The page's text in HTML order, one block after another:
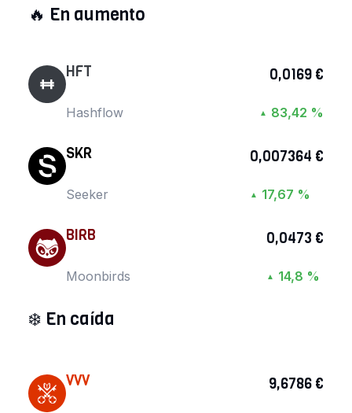
🔥 En aumento
HFT
Hashflow
0,0169 €
▲ 83,42 %
SKR
Seeker
0,007364 €
▲ 17,67 %
BIRB
Moonbirds
0,0473 €
▲ 14,8 %
❄️ En caída
VVV 9,6786 €